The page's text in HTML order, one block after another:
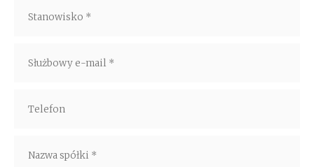
Broker ubezpieczeniowy
Dołącz do nas